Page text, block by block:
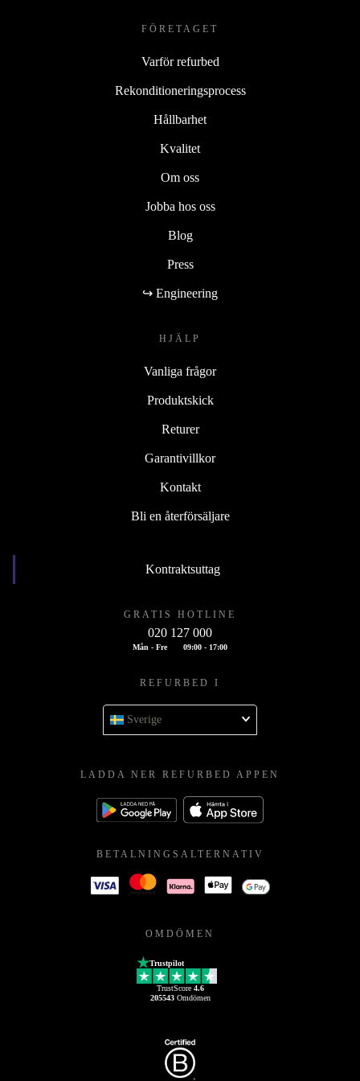
FÖRETAGET
Varför refurbed
Rekonditioneringsprocess
Hållbarhet
Kvalitet
Om oss
Jobba hos oss
Blog
Press
↪ Engineering
HJÄLP
Vanliga frågor
Produktskick
Returer
Garantivillkor
Kontakt
Bli en återförsäljare
Kontraktsuttag
GRATIS HOTLINE
020 127 000
Mån - Fre 09:00 - 17:00
REFURBED I
Sverige
LADDA NER REFURBED APPEN
BETALNINGSALTERNATIV
OMDÖMEN
Trustpilot
TrustScore 4.6
205543Omdömen